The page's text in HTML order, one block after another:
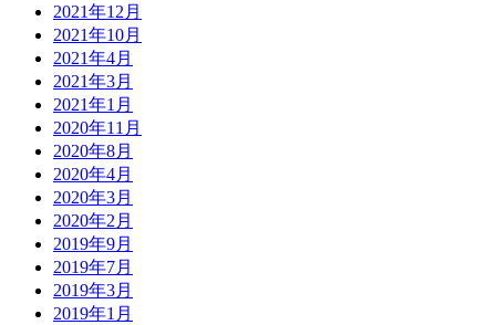
2021年12月
2021年10月
2021年4月
2021年3月
2021年1月
2020年11月
2020年8月
2020年4月
2020年3月
2020年2月
2019年9月
2019年7月
2019年3月
2019年1月